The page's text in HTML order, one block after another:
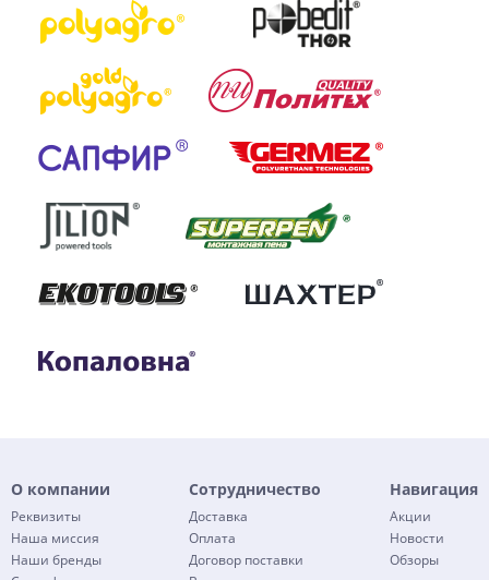
О компании
Реквизиты
Наша миссия
Наши бренды
Сотрудничество
Доставка
Оплата
Договор поставки
Навигация
Акции
Новости
Обзоры